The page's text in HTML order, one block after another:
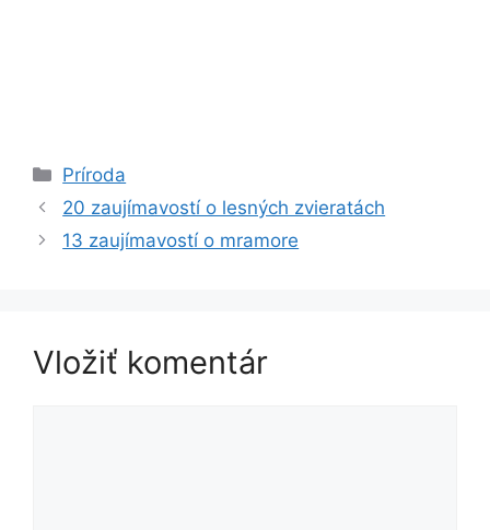
Kategórie
Príroda
20 zaujímavostí o lesných zvieratách
13 zaujímavostí o mramore
Vložiť komentár